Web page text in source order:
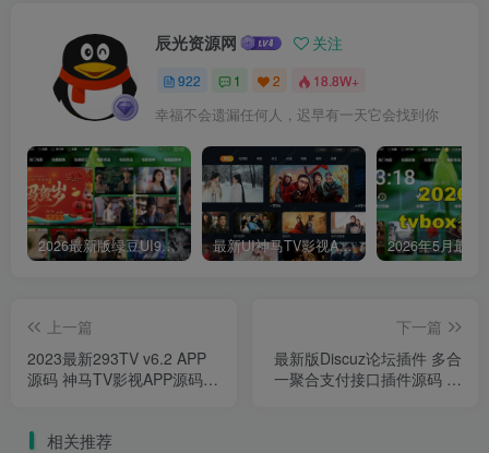
辰光资源网 关注
922 1 2 18.8W+
幸福不会遗漏任何人，迟早有一天它会找到你
2026最新版绿豆UI9双端影视APP源码 最新UI神马TV影视APP源码 乐檬影视苹果CMS后台 包含前后端源码
上一篇
2023最新293TV v6.2 APP
源码 神马TV影视APP源码可
下一篇
最新版Discuz论坛插件 多合
一聚合支付接口插件源码 支
相关推荐